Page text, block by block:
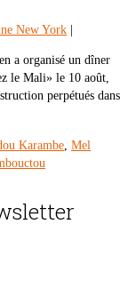
New York
a organisé un dîner
le Mali» le 10 août,
perpétués dans
Karambe, Mel